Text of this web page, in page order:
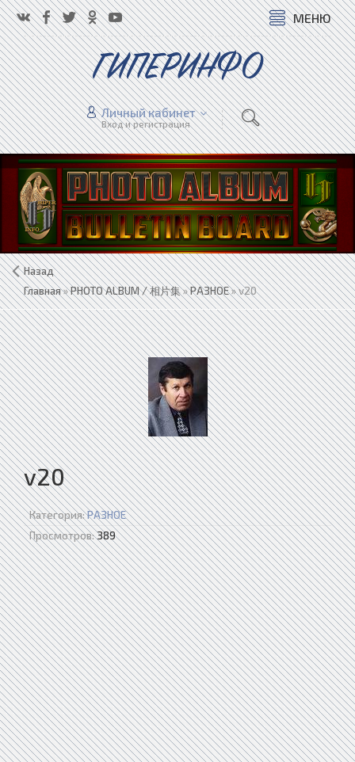
МЕНЮ
ГИПЕРИНФО
Личный кабинет
Вход и регистрация
Назад
Главная»PHOTO ALBUM / 相片集»РАЗНОЕ» v20
v20
Категория:РАЗНОЕ
Просмотров:389